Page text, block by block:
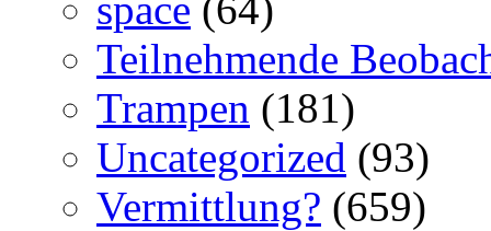
Teilnehmende
Trampen (181)
Uncategorized (93)
Vermittlung? (659)